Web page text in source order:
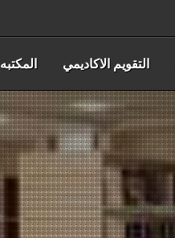
المكتبه التقويم الاكاديمي